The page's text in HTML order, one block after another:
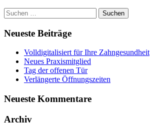
Suche
nach:
Neueste Beiträge
Volldigitalisiert für Ihre Zahngesundheit
Neues Praxismitglied
Tag der offenen Tür
Verlängerte Öffnungszeiten
Neueste Kommentare
Archiv